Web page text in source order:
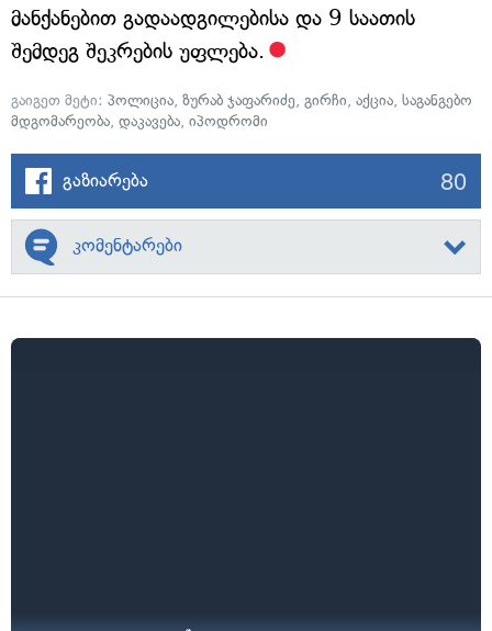
მანქანებით გადაადგილებისა და 9 საათის
შემდეგ შეკრების უფლება.
გაიგეთ მეტი: პოლიცია, ზურაბ ჯაფარიძე, გირჩი, აქცია, საგანგებო
მდგომარეობა, დაკავება, იპოდრომი
გაზიარება 80
კომენტარები